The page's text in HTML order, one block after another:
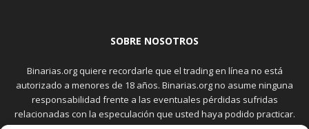
SOBRE NOSOTROS
Binarias.org quiere recordarle que el trading en línea no está
autorizado a menores de 18 años. Binarias.org no asume ninguna
responsabilidad frente a las eventuales pérdidas sufridas
relacionadas con la especulación que usted haya podido practicar.